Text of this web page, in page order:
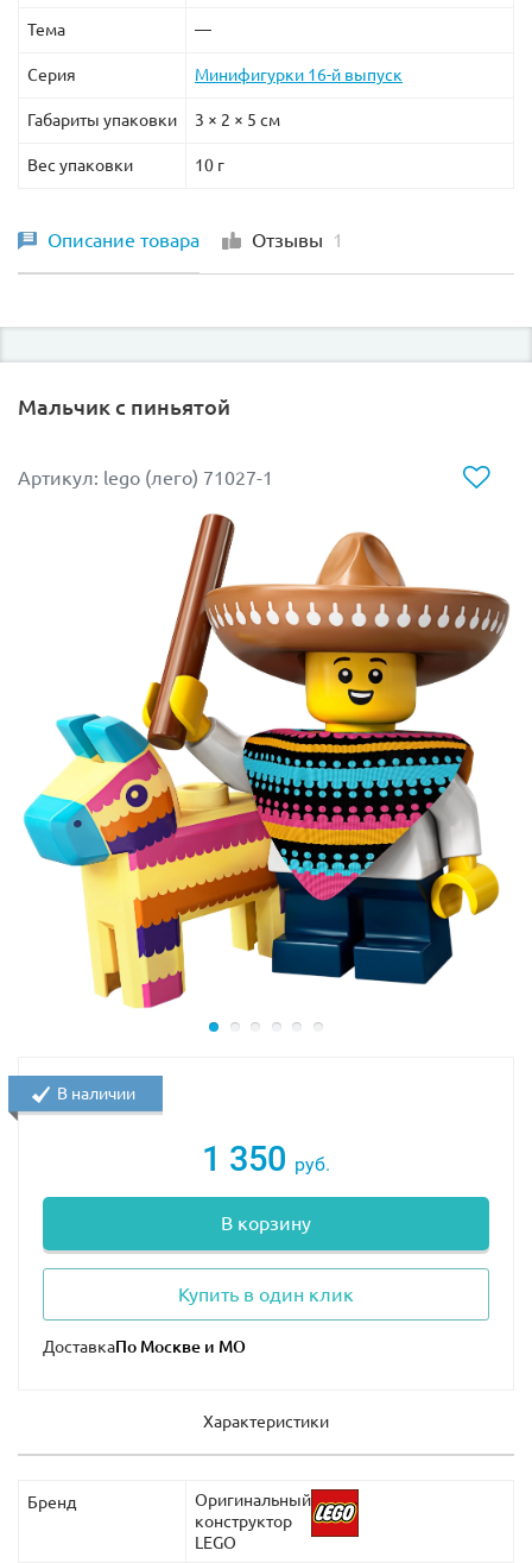
Тема —
Серия Минифигурки 16-й выпуск
Габариты упаковки 3 × 2 × 5 см
Вес упаковки 10 г
Описание товара Отзывы 1
Мальчик с пиньятой
Артикул: lego (лего) 71027-1
1 350 руб.
В корзину
Купить в один клик
Доставка
В наличии
Характеристики
Бренд
Оригинальный
конструктор
LEGO